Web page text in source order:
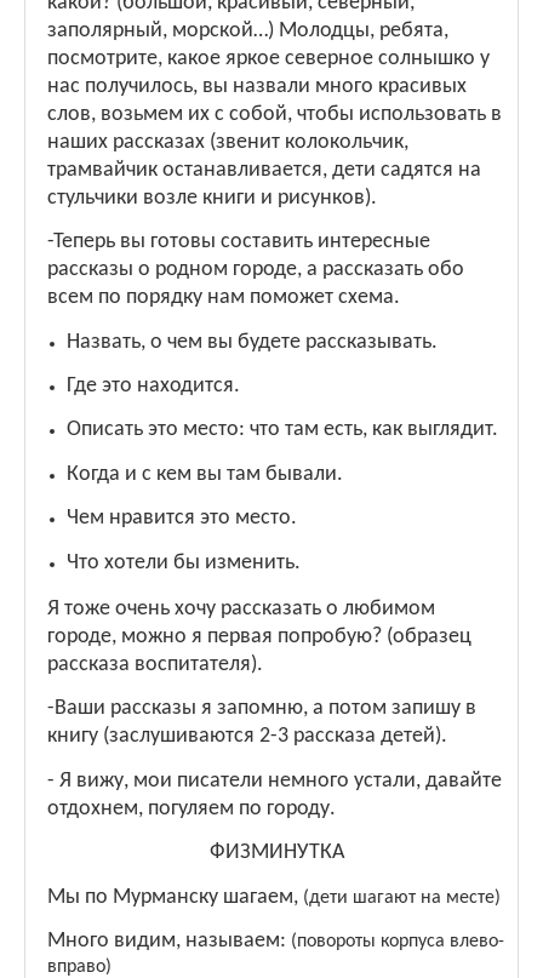
заполярный, морской…) Молодцы, ребята,
посмотрите, какое яркое северное солнышко у
нас получилось, вы назвали много красивых
слов, возьмем их с собой, чтобы использовать в
наших рассказах (звенит колокольчик,
трамвайчик останавливается, дети садятся на
стульчики возле книги и рисунков).
-Теперь вы готовы составить интересные
рассказы о родном городе, а рассказать обо
всем по порядку нам поможет схема.
Назвать, о чем вы будете рассказывать.
Где это находится.
Описать это место: что там есть, как выглядит.
Когда и с кем вы там бывали.
Чем нравится это место.
Что хотели бы изменить.
Я тоже очень хочу рассказать о любимом
городе, можно я первая попробую? (образец
рассказа воспитателя).
-Ваши рассказы я запомню, а потом запишу в
книгу (заслушиваются 2-3 рассказа детей).
- Я вижу, мои писатели немного устали, давайте
отдохнем, погуляем по городу.
ФИЗМИНУТКА
Мы по Мурманску шагаем, (дети шагают на месте)
Много видим, называем: (повороты корпуса влево-
вправо)